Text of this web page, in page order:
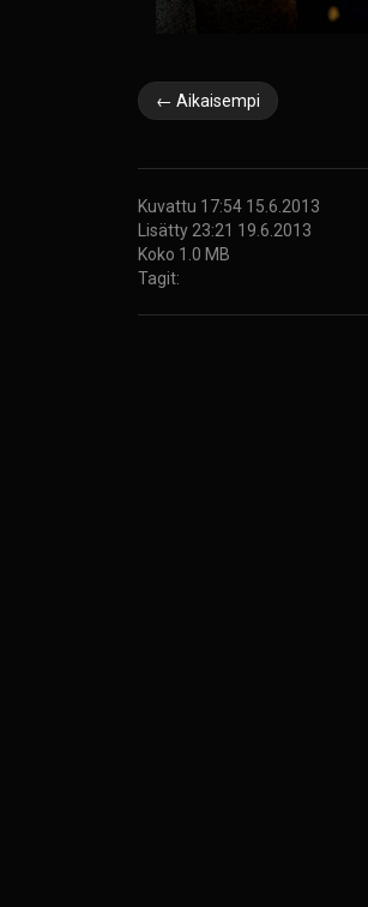
← Aikaisempi
Kuvattu 17:54 15.6.2013
Lisätty 23:21 19.6.2013
Koko 1.0 MB
Tagit: